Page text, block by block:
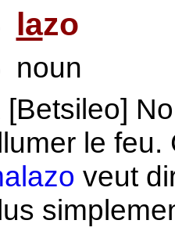
lazo
noun
[Betsileo]
le feu.
veut